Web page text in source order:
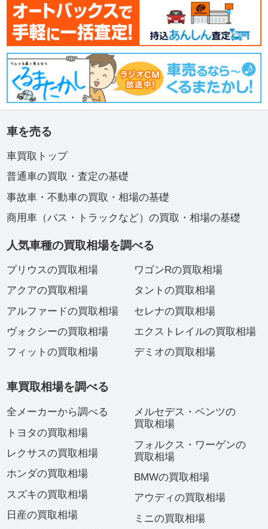
車を売る
車買取トップ
普通車の買取・査定の基礎
事故車・不動車の買取・相場の基礎
商用車（バス・トラックなど）の買取・相場の基礎
人気車種の買取相場を調べる
プリウスの買取相場
アクアの買取相場
アルファードの買取相場
ヴォクシーの買取相場
フィットの買取相場
ワゴンRの買取相場
タントの買取相場
セレナの買取相場
エクストレイルの買取相場
デミオの買取相場
車買取相場を調べる
全メーカーから調べる
トヨタの買取相場
レクサスの買取相場
ホンダの買取相場
スズキの買取相場
日産の買取相場
メルセデス・ベンツの
買取相場
フォルクス・ワーゲンの
買取相場
BMWの買取相場
アウディの買取相場
ミニの買取相場